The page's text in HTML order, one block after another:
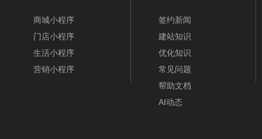
商城小程序
门店小程序
生活小程序
营销小程序
签约新闻
建站知识
优化知识
常见问题
帮助文档
AI动态